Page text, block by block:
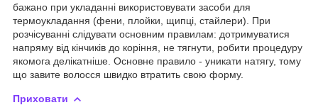
бажано при укладанні використовувати засоби для
термоукладання (фени, плойки, щипці, стайлери). При
розчісуванні слідувати основним правилам: дотримуватися
напряму від кінчиків до коріння, не тягнути, робити процедуру
якомога делікатніше. Основне правило - уникати натягу, тому
що завите волосся швидко втратить свою форму.
Приховати